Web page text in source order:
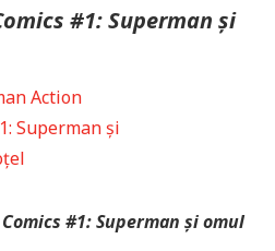
#1: Superman și
#1: Superman și omul